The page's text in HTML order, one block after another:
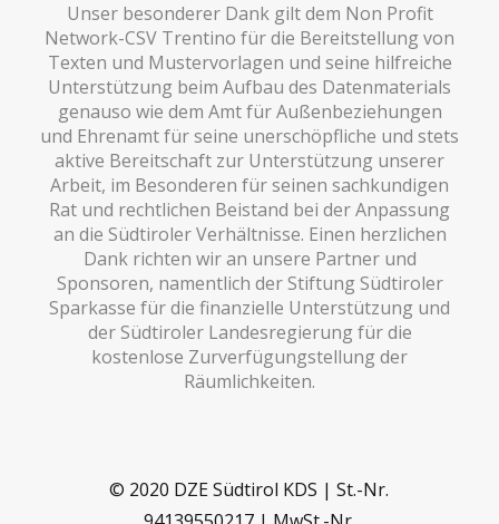
Unser besonderer Dank gilt dem Non Profit
Network-CSV Trentino für die Bereitstellung von
Texten und Mustervorlagen und seine hilfreiche
Unterstützung beim Aufbau des Datenmaterials
genauso wie dem Amt für Außenbeziehungen
und Ehrenamt für seine unerschöpfliche und stets
aktive Bereitschaft zur Unterstützung unserer
Arbeit, im Besonderen für seinen sachkundigen
Rat und rechtlichen Beistand bei der Anpassung
an die Südtiroler Verhältnisse. Einen herzlichen
Dank richten wir an unsere Partner und
Sponsoren, namentlich der Stiftung Südtiroler
Sparkasse für die finanzielle Unterstützung und
der Südtiroler Landesregierung für die
kostenlose Zurverfügungstellung der
Räumlichkeiten.
© 2020 DZE Südtirol KDS | St.-Nr.